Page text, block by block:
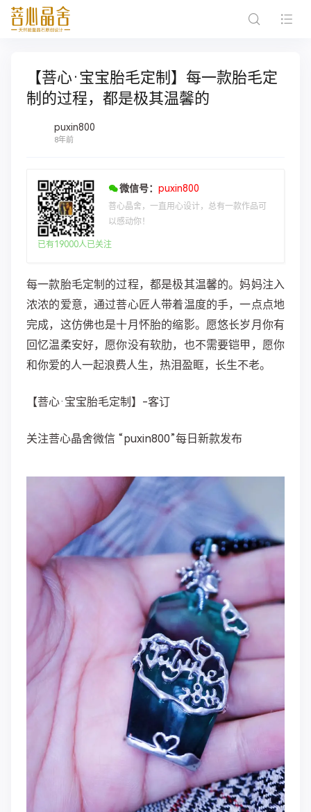
【菩心·宝宝胎毛定制】每一款胎毛定
制的过程，都是极其温馨的
puxin800
8年前
微信号： puxin800
菩心晶舍，一直用心设计，总有一款作品可
以感动你！
已有19000人已关注
每一款胎毛定制的过程，都是极其温馨的。妈妈注入
浓浓的爱意，通过菩心匠人带着温度的手，一点点地
完成，这仿佛也是十月怀胎的缩影。愿悠长岁月你有
回忆温柔安好，愿你没有软肋，也不需要铠甲，愿你
和你爱的人一起浪费人生，热泪盈眶，长生不老。
【菩心·宝宝胎毛定制】-客订
关注菩心晶舍微信 “puxin800”每日新款发布